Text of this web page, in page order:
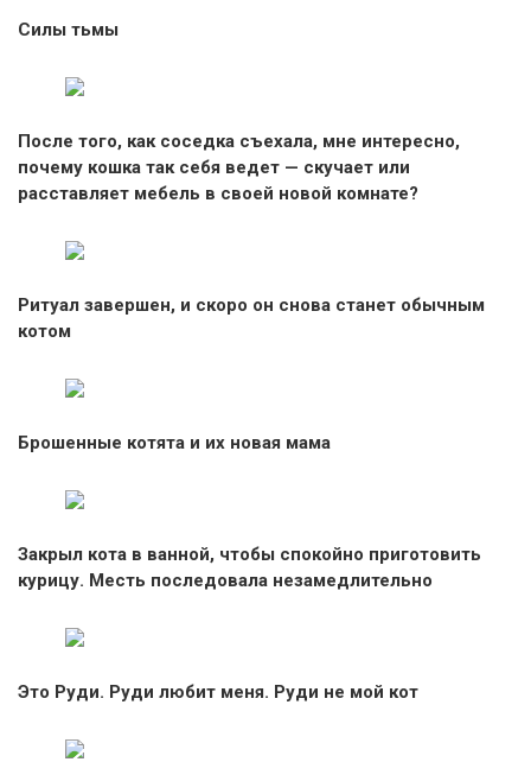
Силы тьмы
После того, как соседка съехала, мне интересно,
почему кошка так себя ведет — скучает или
расставляет мебель в своей новой комнате?
Ритуал завершен, и скоро он снова станет обычным
котом
Брошенные котята и их новая мама
Закрыл кота в ванной, чтобы спокойно приготовить
курицу. Месть последовала незамедлительно
Это Руди. Руди любит меня. Руди не мой кот